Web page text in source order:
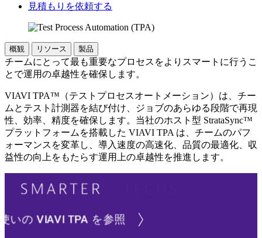
見積もりを依頼する
概観 リソース 製品
チームにとって最も重要なプロセスをよりスマートに行うこ
とで運用の卓越性を確保します。
VIAVI TPA™（テストプロセスオートメーション）は、チー
ムとテスト計測器を結び付け、ジョブのあらゆる段階で再現
性、効率、精度を確保します。当社のホスト型 StrataSync™
プラットフォームを搭載した VIAVI TPA は、チームのパフ
ォーマンスを変革し、導入速度の高速化、品質の最適化、収
益性の向上をもたらす運用上の卓越性を推進します。